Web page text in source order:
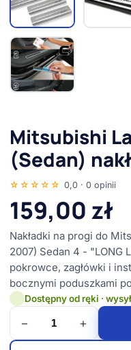
Mitsubishi
(Sedan)
☆☆☆☆☆ 0,0 · 0 opinii
159,00zł
Nakładki na progi do
2007) Sedan 4 - "LONG
pokrowce, zagłówki i
bocznymi poduszkami
Dostępny od ręki ·
− +